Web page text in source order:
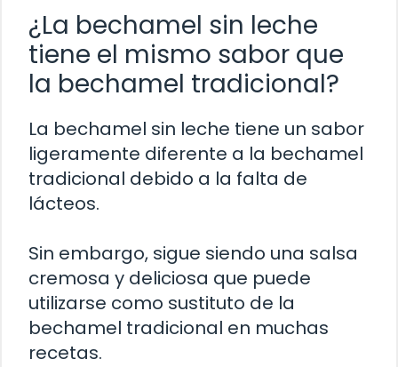
¿La bechamel sin leche
tiene el mismo sabor que
la bechamel tradicional?
La bechamel sin leche tiene un sabor
ligeramente diferente a la bechamel
tradicional debido a la falta de
lácteos.
Sin embargo, sigue siendo una salsa
cremosa y deliciosa que puede
utilizarse como sustituto de la
bechamel tradicional en muchas
recetas.